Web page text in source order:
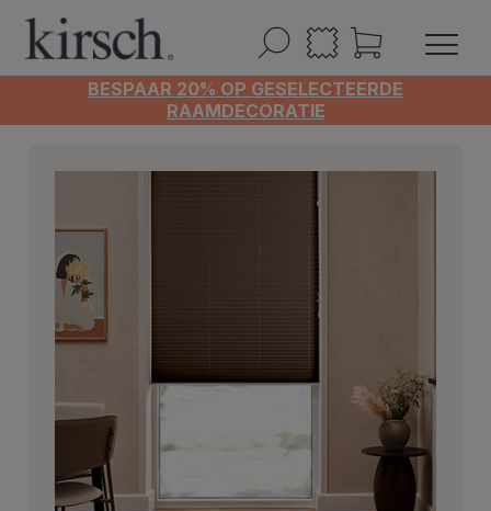
BESPAAR 20% OP GESELECTEERDE
RAAMDECORATIE